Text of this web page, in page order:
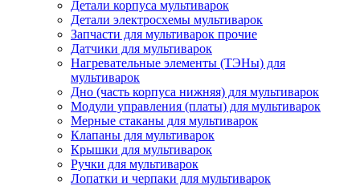
Детали корпуса мультиварок
Детали электросхемы мультиварок
Запчасти для мультиварок прочие
Датчики для мультиварок
Нагревательные элементы (ТЭНы) для
мультиварок
Дно (часть корпуса нижняя) для мультиварок
Модули управления (платы) для мультиварок
Мерные стаканы для мультиварок
Клапаны для мультиварок
Крышки для мультиварок
Ручки для мультиварок
Лопатки и черпаки для мультиварок